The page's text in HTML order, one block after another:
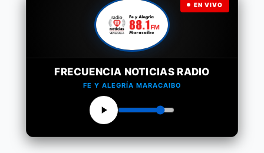
EN VIVO
FRECUENCIA NOTICIAS RADIO
FE Y ALEGRÍA MARACAIBO